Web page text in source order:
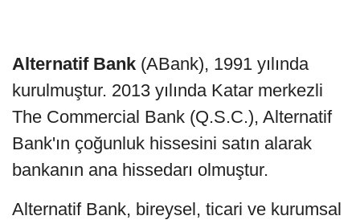
Alternatif Bank (ABank), 1991 yılında
kurulmuştur. 2013 yılında Katar merkezli
The Commercial Bank (Q.S.C.), Alternatif
Bank'ın çoğunluk hissesini satın alarak
bankanın ana hissedarı olmuştur.
Alternatif Bank, bireysel, ticari ve kurumsal